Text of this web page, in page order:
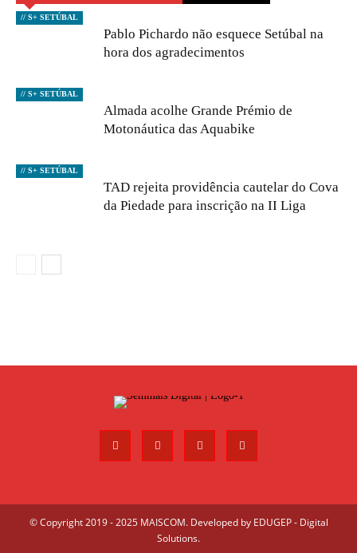
// S+ SETÚBAL
Pablo Pichardo não esquece Setúbal na
hora dos agradecimentos
// S+ SETÚBAL
Almada acolhe Grande Prémio de
Motonáutica das Aquabike
// S+ SETÚBAL
TAD rejeita providência cautelar do Cova
da Piedade para inscrição na II Liga
© Copyright 2019 - 2025 MAISCOM. Developed by EDUGEP - Digital
Solutions.